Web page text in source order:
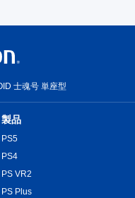
士魂号 単座型
製品
PS5
PS4
PS VR2
PS Plus